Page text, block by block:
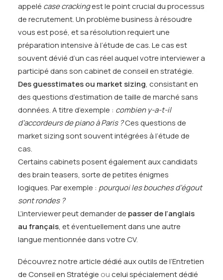
appelé case crackingest le point crucial du processus
de recrutement. Un problème business à résoudre
vous est posé, et sa résolution requiert une
préparation intensive à l’étude de cas. Le cas est
souvent dévié d’un cas réel auquel votre interviewer a
participé dans son cabinet de conseil en stratégie.
Des guesstimates ou market sizing, consistant en
des questions d’estimation de taille de marché sans
données. A titre d’exemple : combien y-a-t-il
d’accordeurs de piano à Paris ?Ces questions de
market sizing sont souvent intégrées à l’étude de
cas.
Certains cabinets posent également aux candidats
des brain teasers, sorte de petites énigmes
logiques. Par exemple : pourquoi les bouches d’égout
sont rondes ?
L’interviewer peut demander de passer de l’anglais
au français, et éventuellement dans une autre
langue mentionnée dans votre CV.
Découvrez notre article dédié aux outils de l’Entretien
de Conseil en Stratégie oucelui spécialement dédié